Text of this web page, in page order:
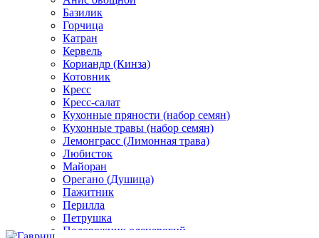
Базилик
Горчица
Катран
Кервель
Кориандр (Кинза)
Котовник
Кресс
Кресс-салат
Кухонные пряности (набор семян)
Кухонные травы (набор семян)
Лемонграсс (Лимонная трава)
Любисток
Майоран
Орегано (Душица)
Пажитник
Перилла
Петрушка
Подорожник оленерогий